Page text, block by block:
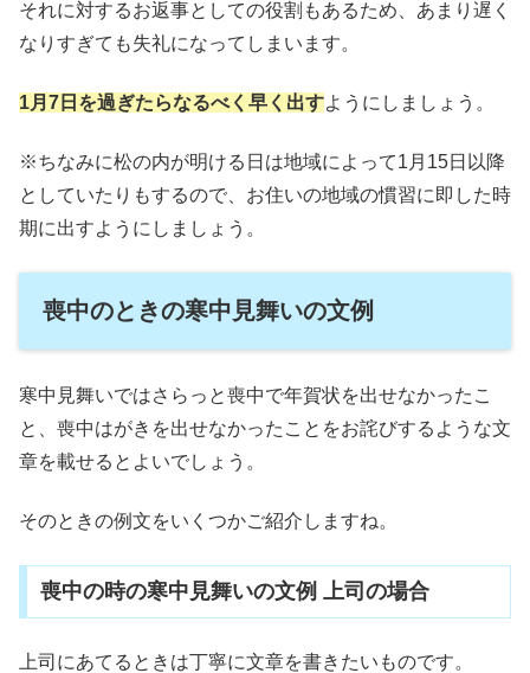
それに対するお返事としての役割もあるため、あまり遅く
なりすぎても失礼になってしまいます。
1月7日を過ぎたらなるべく早く出すようにしましょう。
※ちなみに松の内が明ける日は地域によって1月15日以降
としていたりもするので、お住いの地域の慣習に即した時
期に出すようにしましょう。
喪中のときの寒中見舞いの文例
寒中見舞いではさらっと喪中で年賀状を出せなかったこ
と、喪中はがきを出せなかったことをお詫びするような文
章を載せるとよいでしょう。
そのときの例文をいくつかご紹介しますね。
喪中の時の寒中見舞いの文例 上司の場合
上司にあてるときは丁寧に文章を書きたいものです。